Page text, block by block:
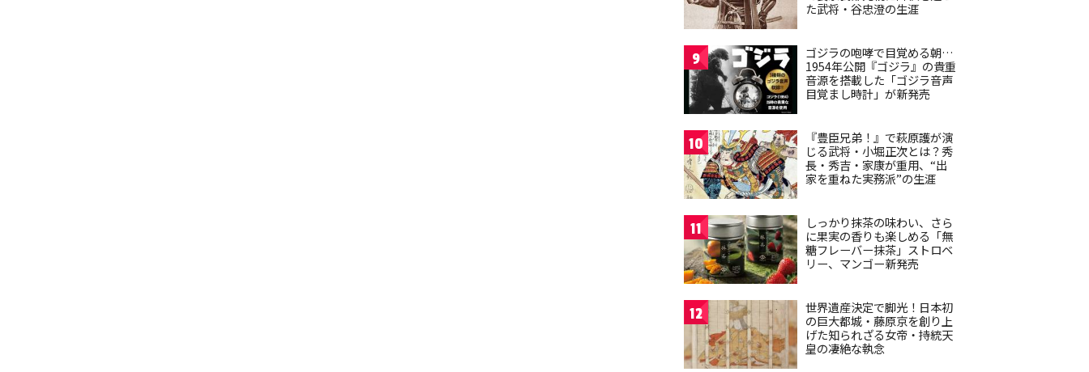
た武将・谷忠澄の生涯
9
ゴジラの咆哮で目覚める朝…
1954年公開『ゴジラ』の貴重
音源を搭載した「ゴジラ音声
目覚まし時計」が新発売
10
『豊臣兄弟！』で萩原護が演
じる武将・小堀正次とは？秀
長・秀吉・家康が重用、“出
家を重ねた実務派”の生涯
11
しっかり抹茶の味わい、さら
に果実の香りも楽しめる「無
糖フレーバー抹茶」ストロベ
リー、マンゴー新発売
12
世界遺産決定で脚光！日本初
の巨大都城・藤原京を創り上
げた知られざる女帝・持統天
皇の凄絶な執念